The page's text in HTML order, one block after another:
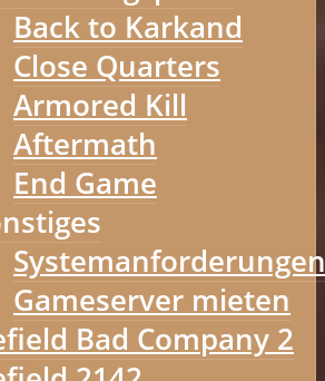
Back to Karkand
Close Quarters
Armored Kill
Aftermath
End Game
Systemanforderungen
Gameserver mieten
Bad Company 2